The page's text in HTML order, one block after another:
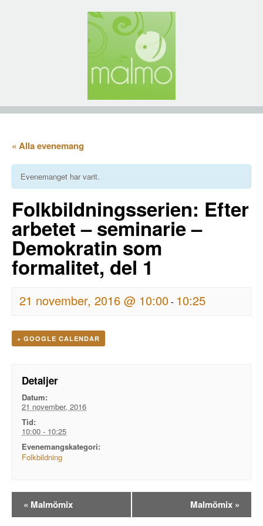
« Alla evenemang
Evenemanget har varit.
Folkbildningsserien: Efter
arbetet – seminarie –
Demokratin som
formalitet, del 1
21 november, 2016 @ 10:00- 10:25
+ GOOGLE CALENDAR
Detaljer
Datum:
21 november, 2016
Tid:
10:00 - 10:25
Evenemangskategori:
Folkbildning
Evenemangsnavigation
« Malmömix Malmömix »